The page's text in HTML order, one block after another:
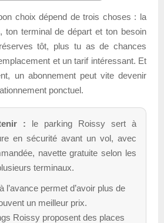
choix dépend de trois choses : la
ton terminal de départ et ton besoin
tôt, plus tu as de chances
et un tarif intéressant. Et
un abonnement peut vite devenir
ponctuel.
: le parking Roissy sert à
en sécurité avant un vol, avec
navette gratuite selon les
terminaux.
l’avance permet d’avoir plus de
un meilleur prix.
Roissy proposent des places